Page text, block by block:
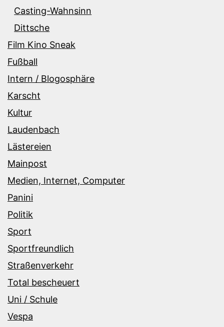
Casting-Wahnsinn
Dittsche
Film Kino Sneak
Fußball
Intern / Blogosphäre
Karscht
Kultur
Laudenbach
Lästereien
Mainpost
Medien, Internet, Computer
Panini
Politik
Sport
Sportfreundlich
Straßenverkehr
Total bescheuert
Uni / Schule
Vespa